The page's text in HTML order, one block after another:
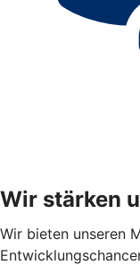
Wir stärken
Wir bieten unseren